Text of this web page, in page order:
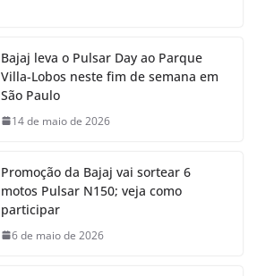
Bajaj leva o Pulsar Day ao Parque
Villa-Lobos neste fim de semana em
São Paulo
14 de maio de 2026
Promoção da Bajaj vai sortear 6
motos Pulsar N150; veja como
participar
6 de maio de 2026